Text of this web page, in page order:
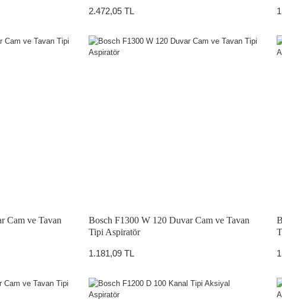
2.472,05 TL
Cam ve Tavan
Bosch F1300 W 120 Duvar Cam ve Tavan
Tipi Aspiratör
1.181,09 TL